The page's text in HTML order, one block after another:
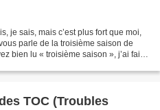
je sais, mais c’est plus fort que moi,
parle de la troisième saison de
bien lu « troisième saison », j’ai fait
TOC (Troubles